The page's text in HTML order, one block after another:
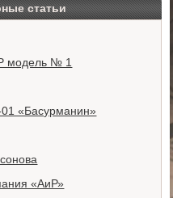
статьи
модель № 1
«Басурманин»
«АиР»